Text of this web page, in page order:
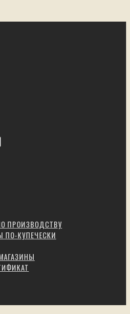
ПРОИЗВОДСТВУ
ПО-КУПЕЧЕСКИ